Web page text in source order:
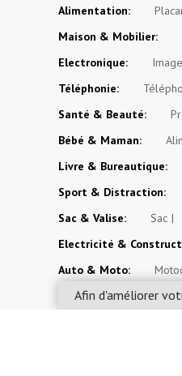
Afin d'améliorer
Alimentation:
Maison & Mobilier:
Electronique:
Téléphonie:
Santé & Beauté:
Bébé & Maman:
Livre & Bureautique:
Sport & Distraction:
Sac & Valise:
Sac
Electricité &
Auto & Moto:
Espace Paysan &